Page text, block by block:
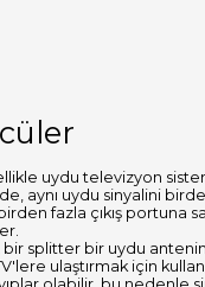
uydu televizyon
aynı uydu sinyalini
fazla çıkış portuna
bir splitter bir uydu
ulaştırmak için